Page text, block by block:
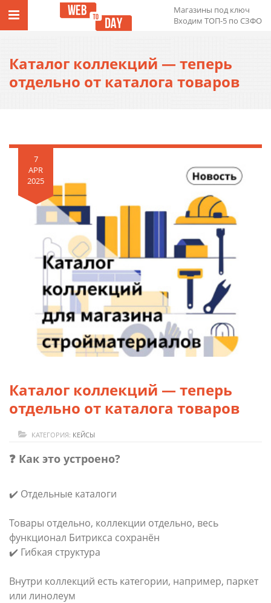
Магазины под ключ
Входим ТОП-5 по СЗФО
Каталог коллекций — теперь
отдельно от каталога товаров
7
APR
2025
Каталог коллекций — теперь
отдельно от каталога товаров
КАТЕГОРИЯ: КЕЙСЫ
❓ Как это устроено?
✔️ Отдельные каталоги
Товары отдельно, коллекции отдельно, весь
функционал Битрикса сохранён
✔️ Гибкая структура
Внутри коллекций есть категории, например, паркет
или линолеум